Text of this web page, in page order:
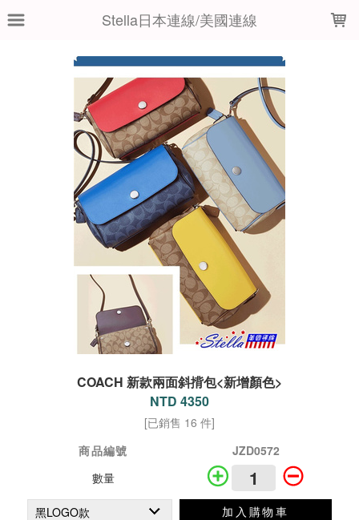
Stella日本連線/美國連線
COACH 新款兩面斜揹包<新增顏色>
NTD 4350
[已銷售 16 件]
商品編號
JZD0572
數量
加入購物車